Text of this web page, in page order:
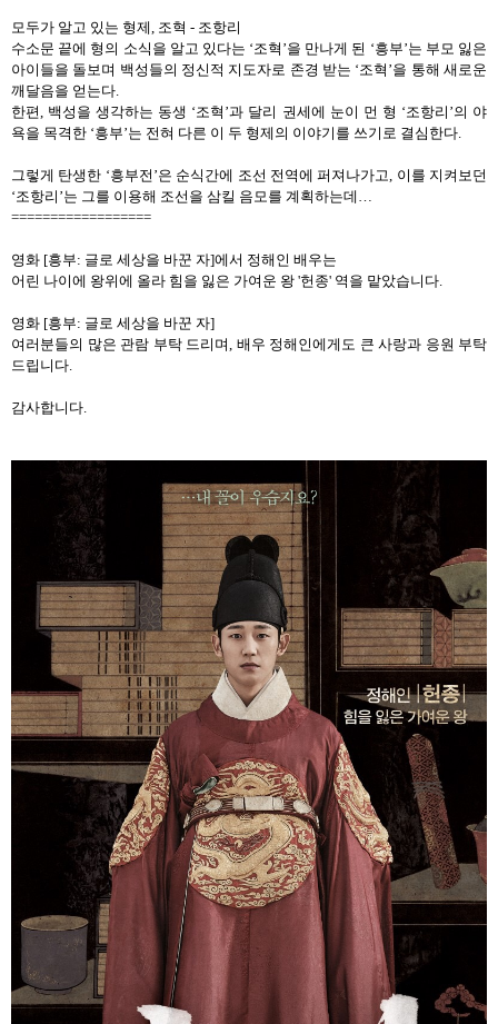
모두가 알고 있는 형제, 조혁 - 조항리
수소문 끝에 형의 소식을 알고 있다는 ‘조혁 ’을 만나게 된 ‘흥부’는 부모 잃은
아이들을 돌보며 백성들의 정신적 지도자로 존경 받는 ‘조혁 ’을 통해 새로운
깨달음을 얻는다.
한편, 백성을 생각하는 동생 ‘조혁 ’과 달리 권세에 눈이 먼 형 ‘조항리 ’의 야
욕을 목격한 ‘흥부’는 전혀 다른 이 두 형제의 이야기를 쓰기로 결심한다.
그렇게 탄생한 ‘흥부전 ’은 순식간에 조선 전역에 퍼져나가고, 이를 지켜보던
‘조항리 ’는 그를 이용해 조선을 삼킬 음모를 계획하는데 …
==================
영화 [흥부: 글로 세상을 바꾼 자]에서 정해인 배우는
어린 나이에 왕위에 올라 힘을 잃은 가여운 왕 '헌종' 역을 맡았습니다.
영화 [흥부: 글로 세상을 바꾼 자]
여러분들의 많은 관람 부탁 드리며, 배우 정해인에게도 큰 사랑과 응원 부탁
드립니다.
감사합니다.